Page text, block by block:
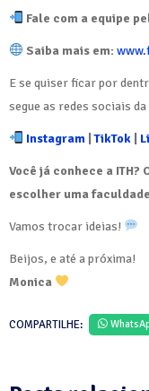
Fale com a equipe
Saiba mais em:
E se quiser ficar por
segue as redes sociais da
Instagram |TikTok|
Você já conhece a ITH?
escolher uma
Vamos trocar ideias!
Beijos, e até a próxima!
Monica
COMPARTILHE: